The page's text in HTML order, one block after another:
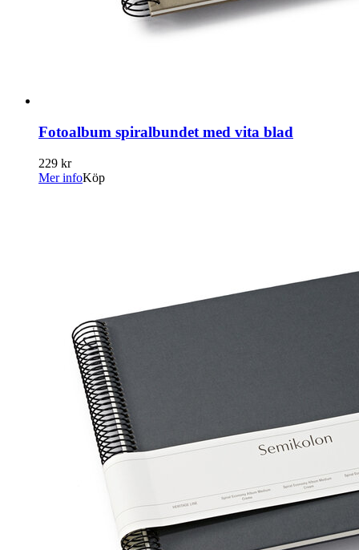
Fotoalbum spiralbundet med vita blad
229 kr
Mer infoKöp